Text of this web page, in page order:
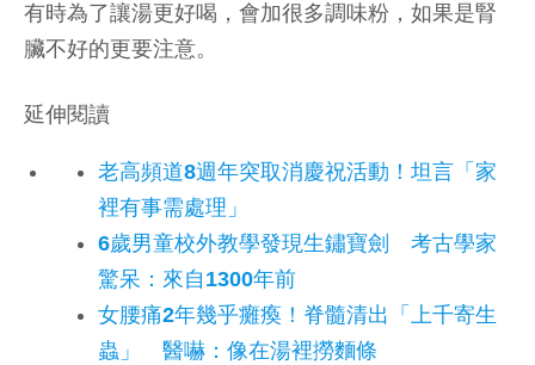
有時為了讓湯更好喝，會加很多調味粉，如果是腎
臟不好的更要注意。
延伸閱讀
老高頻道8週年突取消慶祝活動！坦言「家
裡有事需處理」
6歲男童校外教學發現生鏽寶劍 考古學家
驚呆：來自1300年前
女腰痛2年幾乎癱瘓！脊髓清出「上千寄生
蟲」 醫嚇：像在湯裡撈麵條